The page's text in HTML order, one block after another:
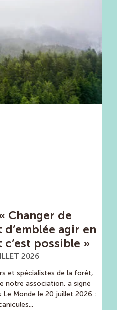
Changer de
d’emblée agir en
possible »
2026
et spécialistes de la forêt,
notre association, a signé
Le Monde le 20 juillet 2026 :